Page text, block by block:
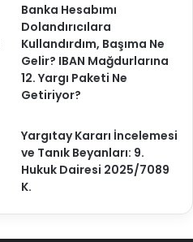
Banka Hesabımı
Dolandırıcılara
Kullandırdım, Başıma Ne
Gelir? IBAN Mağdurlarına
12. Yargı Paketi Ne
Getiriyor?
Yargıtay Kararı İncelemesi
ve Tanık Beyanları: 9.
Hukuk Dairesi 2025/7089
K.